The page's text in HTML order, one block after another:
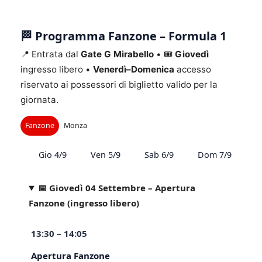
🏁 Programma Fanzone – Formula 1
📍 Entrata dal Gate G Mirabello • 🎟 Giovedì
ingresso libero • Venerdì–Domenica accesso
riservato ai possessori di biglietto valido per la
giornata.
Fanzone Monza
Gio 4/9 Ven 5/9 Sab 6/9 Dom 7/9
📅 Giovedì 04 Settembre – Apertura
Fanzone (ingresso libero)
13:30 – 14:05
Apertura Fanzone